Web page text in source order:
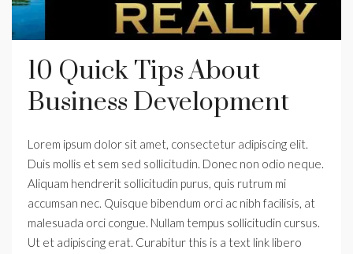
10 Quick Tips About
Business Development
Lorem ipsum dolor sit amet, consectetur adipiscing elit.
Duis mollis et sem sed sollicitudin. Donec non odio neque.
Aliquam hendrerit sollicitudin purus, quis rutrum mi
accumsan nec. Quisque bibendum orci ac nibh facilisis, at
malesuada orci congue. Nullam tempus sollicitudin cursus.
Ut et adipiscing erat. Curabitur this is a text link libero